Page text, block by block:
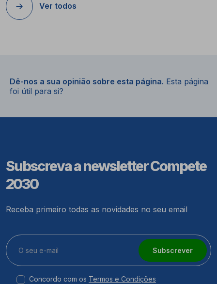
Ver todos
Dê-nos a sua opinião sobre esta página. Esta página
foi útil para si?
Subscreva a newsletter Compete
2030
Receba primeiro todas as novidades no seu email
Subscrever
Concordo com os Termos e Condições